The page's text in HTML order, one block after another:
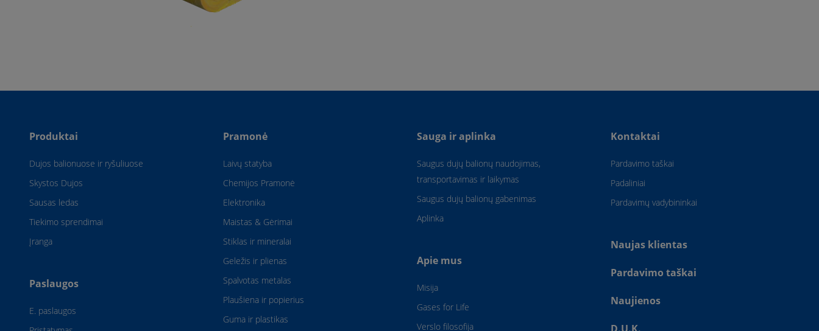
Produktai
Dujos balionuose ir ryšuliuose
Skystos Dujos
Sausas ledas
Tiekimo sprendimai
Įranga
Paslaugos
E. paslaugos
Pramonė
Laivų statyba
Chemijos Pramonė
Elektronika
Maistas & Gėrimai
Stiklas ir mineralai
Geležis ir plienas
Spalvotas metalas
Plaušiena ir popierius
Guma ir plastikas
Sauga ir aplinka
Saugus dujų balionų naudojimas,
transportavimas ir laikymas
Saugus dujų balionų gabenimas
Aplinka
Apie mus
Misija
Gases for Life
Verslo filosofija
Kontaktai
Pardavimo taškai
Padaliniai
Pardavimų vadybininkai
Naujas klientas
Pardavimo taškai
Naujienos